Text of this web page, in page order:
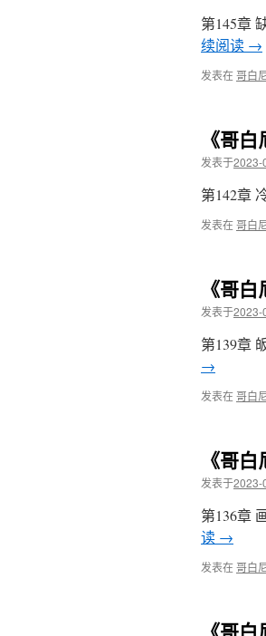
第145章
续阅读 →
发表在哥白
《哥
发表于2023-
第142章
发表在哥白
《哥
发表于2023-
第139章
→
发表在哥白
《哥
发表于2023-
第136章
读 →
发表在哥白
《哥